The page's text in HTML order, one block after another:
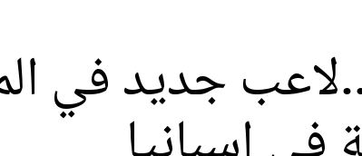
...لاعب جديد في
إسبانيا